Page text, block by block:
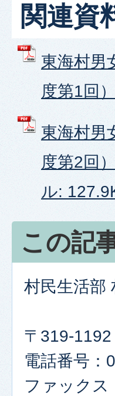
関連資
東海村男
度第1回
東海村男
度第2回
ル:
この記
村民生活部
〒319-
電話番号：
ファックス